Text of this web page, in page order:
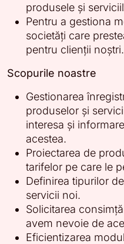
produsele și
Pentru a gestiona
societăți care
pentru clienții noștri.
Scopurile noastre
Gestionarea
produselor și
interesa și
acestea.
Proiectarea de
tarifelor pe care le
Definirea tipurilor
servicii noi.
Solicitarea
avem nevoie de
Eficientizarea